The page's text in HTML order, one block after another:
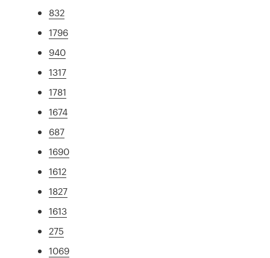
832
1796
940
1317
1781
1674
687
1690
1612
1827
1613
275
1069